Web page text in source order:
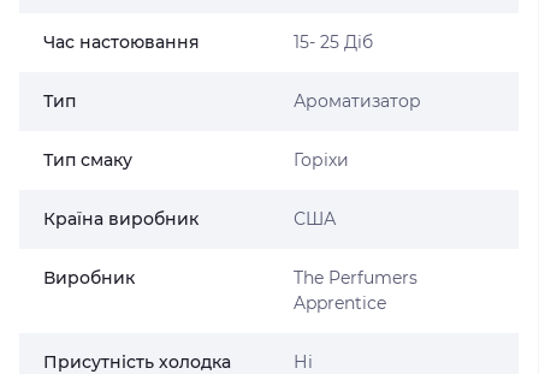
Час настоювання 15- 25 Діб
Тип Ароматизатор
Тип смаку Горіхи
Країна виробник США
Виробник
The Perfumers
Apprentice
Присутність холодка Ні